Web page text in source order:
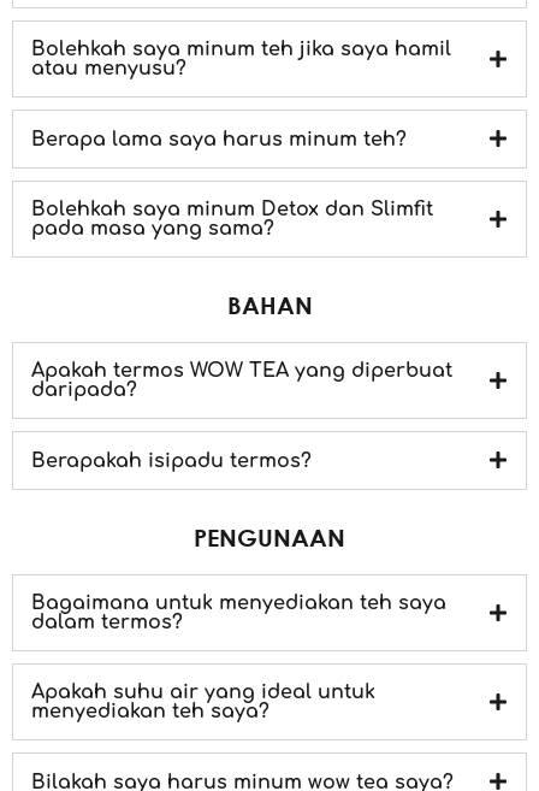
Bolehkah saya minum teh jika saya hamil
atau menyusu?
Berapa lama saya harus minum teh?
Bolehkah saya minum Detox dan Slimfit
pada masa yang sama?
BAHAN
Apakah termos WOW TEA yang diperbuat
daripada?
Berapakah isipadu termos?
PENGUNAAN
Bagaimana untuk menyediakan teh saya
dalam termos?
Apakah suhu air yang ideal untuk
menyediakan teh saya?
Bilakah saya harus minum wow tea saya?